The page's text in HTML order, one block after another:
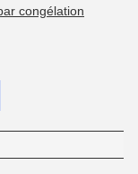
congélation